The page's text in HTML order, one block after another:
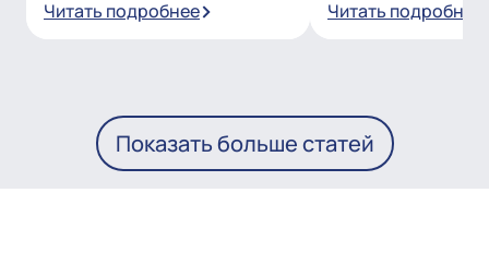
Читать подробнее Читать подробнее
Показать больше статей